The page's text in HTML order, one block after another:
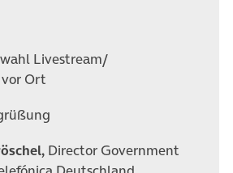
Livestream/
Ort
Director Government